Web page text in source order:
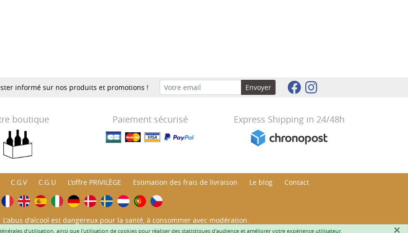
informé sur nos produits et promotions ! Envoyer
boutique Paiement sécurisé Express Shipping in 24/48h
C.G.V C.G.U L'offre PRIVILÈGE Estimation des frais de livraison Le blog Contact
d'alcool est dangereux pour la santé, à consommer avec modération.
de moins de 18 ans. Code de la Santé publique , Art. L.3342-1 et L.3353-3 | © Adelysnet
d'utilisation, ainsi que l'utilisation de cookies pour réaliser des statistiques d'audience et améliorer votre expérience utilisateur.